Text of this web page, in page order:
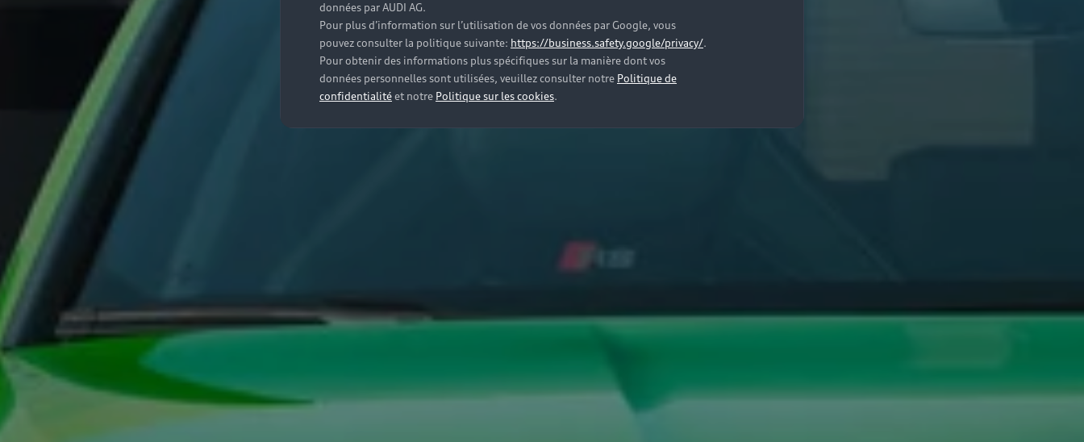
données par AUDI AG.
Pour plus d’information sur l’utilisation de vos données par Google, vous
pouvez consulter la politique suivante: https://business.safety.google/privacy/.
Pour obtenir des informations plus spécifiques sur la manière dont vos
données personnelles sont utilisées, veuillez consulter notre Politique de
confidentialitéet notre Politique sur les cookies.